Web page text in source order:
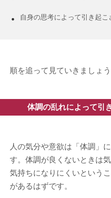
自身の思考によって引き起こ
順を追って見ていきましょう
体調の乱れによって引
人の気分や意欲は「体調」
す。体調が良くないときは
気持ちになりにくいという
があるはずです。